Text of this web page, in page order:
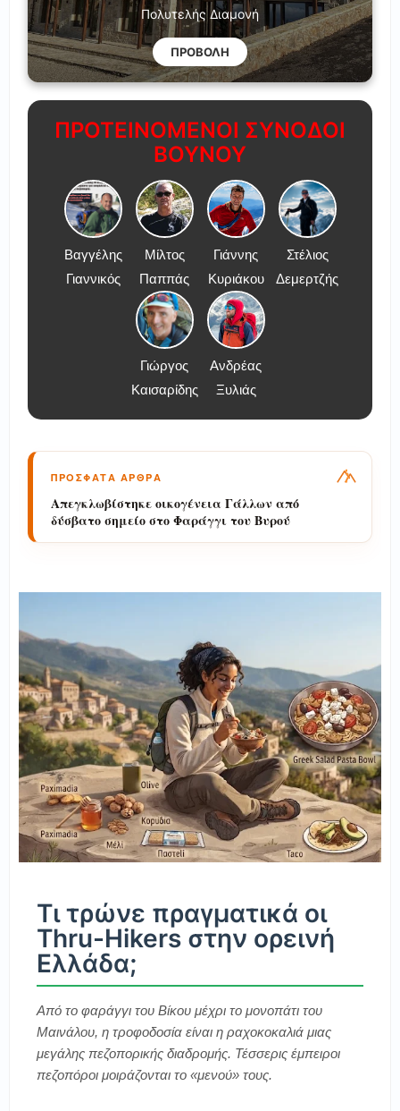
Πολυτελής Διαμονή
ΠΡΟΒΟΛΗ
ΠΡΟΤΕΙΝΟΜΕΝΟΙ ΣΥΝΟΔΟΙ
ΒΟΥΝΟΥ
Βαγγέλης
Γιαννικός
Μίλτος
Παππάς
Γιάννης
Κυριάκου
Στέλιος
Δεμερτζής
Γιώργος
Καισαρίδης
Ανδρέας
Ξυλιάς
ΠΡΟΣΦΑΤΑ ΑΡΘΡΑ
Απεγκλωβίστηκε οικογένεια Γάλλων από
δύσβατο σημείο στο Φαράγγι του Βυρού
Τι τρώνε πραγματικά οι
Thru-Hikers στην ορεινή
Ελλάδα;
Από το φαράγγι του Βίκου μέχρι το μονοπάτι του
Μαινάλου, η τροφοδοσία είναι η ραχοκοκαλιά μιας
μεγάλης πεζοπορικής διαδρομής. Τέσσερις έμπειροι
πεζοπόροι μοιράζονται το «μενού» τους.